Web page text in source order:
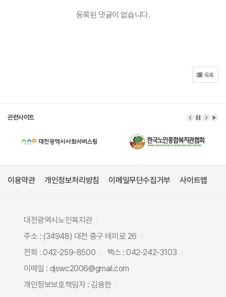
등록된 댓글이 없습니다.
목록
관련사이트 이전 배너
배너 정
다음
배
이용약관 개인정보처리방침 이메일무단수집거부 사이트맵
대전광역시노인복지관
주소 : (34948) 대전 중구 테미로 26
전화 : 042-259-8500
팩스 : 042-242-3103
이메일 : djswc2006@gmail.com
개인정보보호책임자 : 김용한